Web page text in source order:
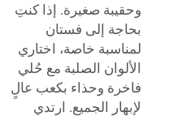
وحقيبة صغيرة. إذا كنتِ
بحاجة إلى فستان
لمناسبة خاصة، اختاري
الألوان الصلبة مع حُلي
فاخرة وحذاء بكعب عالٍ
لإبهار الجميع. ارتدي